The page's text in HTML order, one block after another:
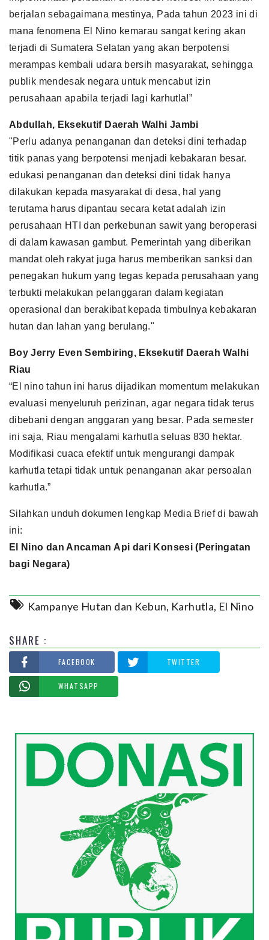
berjalan sebagaimana mestinya, Pada tahun 2023 ini di
mana fenomena El Nino kemarau sangat kering akan
terjadi di Sumatera Selatan yang akan berpotensi
merampas kembali udara bersih masyarakat, sehingga
publik mendesak negara untuk mencabut izin
perusahaan apabila terjadi lagi karhutla!”
Abdullah, Eksekutif Daerah Walhi Jambi
"Perlu adanya penanganan dan deteksi dini terhadap
titik panas yang berpotensi menjadi kebakaran besar.
edukasi penanganan dan deteksi dini tidak hanya
dilakukan kepada masyarakat di desa, hal yang
terutama harus dipantau secara ketat adalah izin
perusahaan HTI dan perkebunan sawit yang beroperasi
di dalam kawasan gambut. Pemerintah yang diberikan
mandat oleh rakyat juga harus memberikan sanksi dan
penegakan hukum yang tegas kepada perusahaan yang
terbukti melakukan pelanggaran dalam kegiatan
operasional dan berakibat kepada timbulnya kebakaran
hutan dan lahan yang berulang."
Boy Jerry Even Sembiring, Eksekutif Daerah Walhi
Riau
“El nino tahun ini harus dijadikan momentum melakukan
evaluasi menyeluruh perizinan, agar negara tidak terus
dibebani dengan anggaran yang besar. Pada semester
ini saja, Riau mengalami karhutla seluas 830 hektar.
Modifikasi cuaca efektif untuk mengurangi dampak
karhutla tetapi tidak untuk penanganan akar persoalan
karhutla.”
Silahkan unduh dokumen lengkap Media Brief di bawah
ini:
El Nino dan Ancaman Api dari Konsesi (Peringatan
bagi Negara)
Kampanye Hutan dan Kebun, Karhutla, El Nino
SHARE :
FACEBOOK TWITTER
WHATSAPP